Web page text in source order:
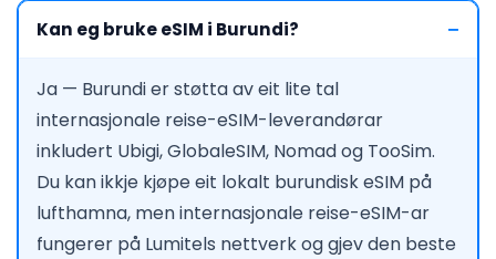
Kan eg bruke eSIM i Burundi?
Ja — Burundi er støtta av eit lite tal
internasjonale reise-eSIM-leverandørar
inkludert Ubigi, GlobaleSIM, Nomad og TooSim.
Du kan ikkje kjøpe eit lokalt burundisk eSIM på
lufthamna, men internasjonale reise-eSIM-ar
fungerer på Lumitels nettverk og gjev den beste